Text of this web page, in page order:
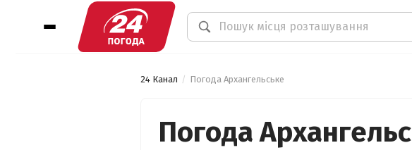
24 Канал Погода Архангельське
Погода